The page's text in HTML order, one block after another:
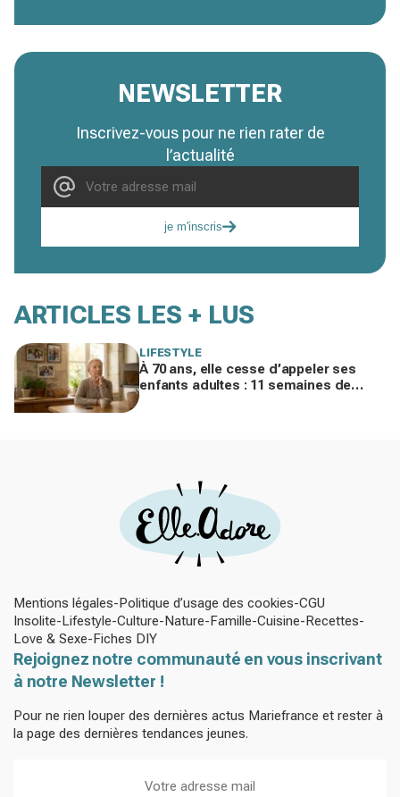
NEWSLETTER
Inscrivez-vous pour ne rien rater de
l’actualité
je m'inscris
ARTICLES LES + LUS
LIFESTYLE
À 70 ans, elle cesse d’appeler ses
enfants adultes : 11 semaines de
Mentions légales Politique d’usage des cookies CGU
Insolite Lifestyle Culture Nature Famille Cuisine Recettes
Love & Sexe Fiches DIY
Rejoignez notre communauté en vous inscrivant
à notre Newsletter !
Pour ne rien louper des dernières actus Mariefrance et rester à
la page des dernières tendances jeunes.